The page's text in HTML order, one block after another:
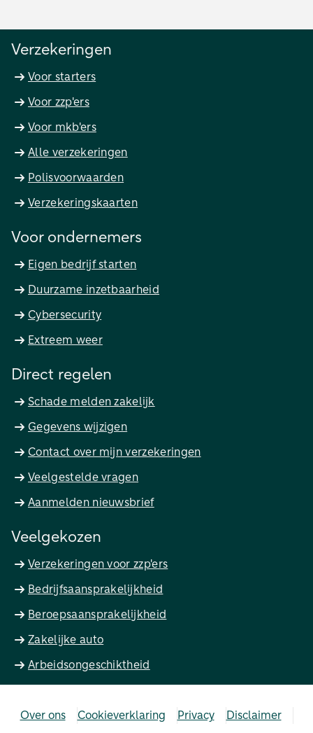
Verzekeringen
Voor starters
Voor zzp'ers
Voor mkb'ers
Alle verzekeringen
Polisvoorwaarden
Verzekeringskaarten
Voor ondernemers
Eigen bedrijf starten
Duurzame inzetbaarheid
Cybersecurity
Extreem weer
Direct regelen
Schade melden zakelijk
Gegevens wijzigen
Contact over mijn verzekeringen
Veelgestelde vragen
Aanmelden nieuwsbrief
Veelgekozen
Verzekeringen voor zzp'ers
Bedrijfsaansprakelijkheid
Beroepsaansprakelijkheid
Zakelijke auto
Arbeidsongeschiktheid
Over ons Cookieverklaring Privacy Disclaimer